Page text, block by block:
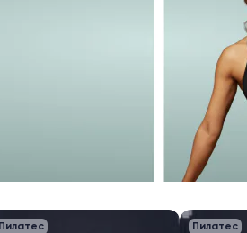
Пилатес Пилатес